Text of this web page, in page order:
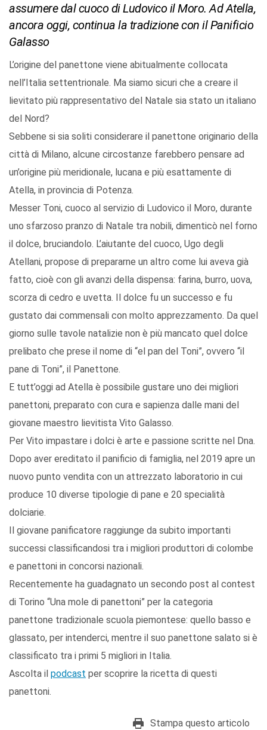
assumere dal cuoco di Ludovico il Moro. Ad Atella,
ancora oggi, continua la tradizione con il Panificio
Galasso
L’origine del panettone viene abitualmente collocata
nell’Italia settentrionale. Ma siamo sicuri che a creare il
lievitato più rappresentativo del Natale sia stato un italiano
del Nord?
Sebbene si sia soliti considerare il panettone originario della
città di Milano, alcune circostanze farebbero pensare ad
un’origine più meridionale, lucana e più esattamente di
Atella, in provincia di Potenza.
Messer Toni, cuoco al servizio di Ludovico il Moro, durante
uno sfarzoso pranzo di Natale tra nobili, dimenticò nel forno
il dolce, bruciandolo. L’aiutante del cuoco, Ugo degli
Atellani, propose di prepararne un altro come lui aveva già
fatto, cioè con gli avanzi della dispensa: farina, burro, uova,
scorza di cedro e uvetta. Il dolce fu un successo e fu
gustato dai commensali con molto apprezzamento. Da quel
giorno sulle tavole natalizie non è più mancato quel dolce
prelibato che prese il nome di “el pan del Toni”, ovvero “il
pane di Toni”, il Panettone.
E tutt’oggi ad Atella è possibile gustare uno dei migliori
panettoni, preparato con cura e sapienza dalle mani del
giovane maestro lievitista Vito Galasso.
Per Vito impastare i dolci è arte e passione scritte nel Dna.
Dopo aver ereditato il panificio di famiglia, nel 2019 apre un
nuovo punto vendita con un attrezzato laboratorio in cui
produce 10 diverse tipologie di pane e 20 specialità
dolciarie.
Il giovane panificatore raggiunge da subito importanti
successi classificandosi tra i migliori produttori di colombe
e panettoni in concorsi nazionali.
Recentemente ha guadagnato un secondo post al contest
di Torino “Una mole di panettoni” per la categoria
panettone tradizionale scuola piemontese: quello basso e
glassato, per intenderci, mentre il suo panettone salato si è
classificato tra i primi 5 migliori in Italia.
Ascolta il podcast per scoprire la ricetta di questi
panettoni.
Stampa questo articolo